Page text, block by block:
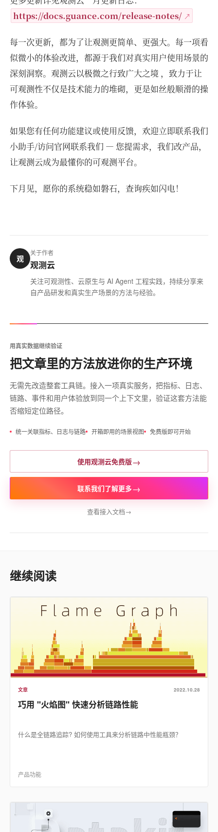
https://docs.guance.com/release-notes/
每一次更新，都为了让观测更简单、更强大。每一项看
似微小的体验改进，都源于我们对真实用户使用场景的
深刻洞察。观测云以极微之行致广大之境 ，致力于让
可观测性不仅是技术能力的堆砌，更是如丝般顺滑的操
作体验。
如果您有任何功能建议或使用反馈，欢迎立即联系我们
小助手/访问官网联系我们 — 您提需求，我们改产品，
让观测云成为最懂你的可观测平台。
下月见，愿你的系统稳如磐石，查询疾如闪电！
观
关于作者
观测云
关注可观测性、云原生与 AI Agent 工程实践，持续分享来
自产品研发和真实生产场景的方法与经验。
用真实数据继续验证
把文章里的方法放进你的生产环境
无需先改造整套工具链。接入一项真实服务，把指标、日志、
链路、事件和用户体验放到同一个上下文里，验证这套方法能
否缩短定位路径。
统一关联指标、日志与链路 开箱即用的场景视图 免费版即可开始
使用观测云免费版→
联系我们了解更多→
查看接入文档→
继续阅读
文章 2022.10.28
巧用 "火焰图" 快速分析链路性能
什么是全链路追踪? 如何使用工具来分析链路中性能瓶颈？
产品功能